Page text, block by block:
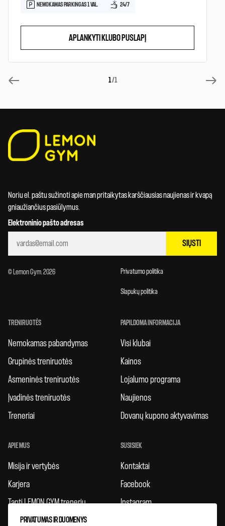
NEMOKAMAS PARKINGAS 1 VAL. 24/7
APLANKYTI KLUBO PUSLAPĮ
1/1
Noriu el. paštu sužinoti apie man pritaikytas karščiausias naujienas ir kvapą
gniaužiančius pasiūlymus.
Elektroninio pašto adresas
SIŲSTI
© Lemon Gym. 2026 Privatumo politika
Slapukų politika
TRENIRUOTĖS
Nemokamas pabandymas
Grupinės treniruotės
Asmeninės treniruotės
Įvadinės treniruotės
Treneriai
PAPILDOMA INFORMACIJA
Visi klubai
Kainos
Lojalumo programa
Naujienos
Dovanų kupono aktyvavimas
APIE MUS
Misija ir vertybės
Karjera
Tapti LEMON GYM treneriu
Taisyklės
SUSISIEK
Kontaktai
Facebook
Instagram
PRIVATUMAS IR DUOMENYS